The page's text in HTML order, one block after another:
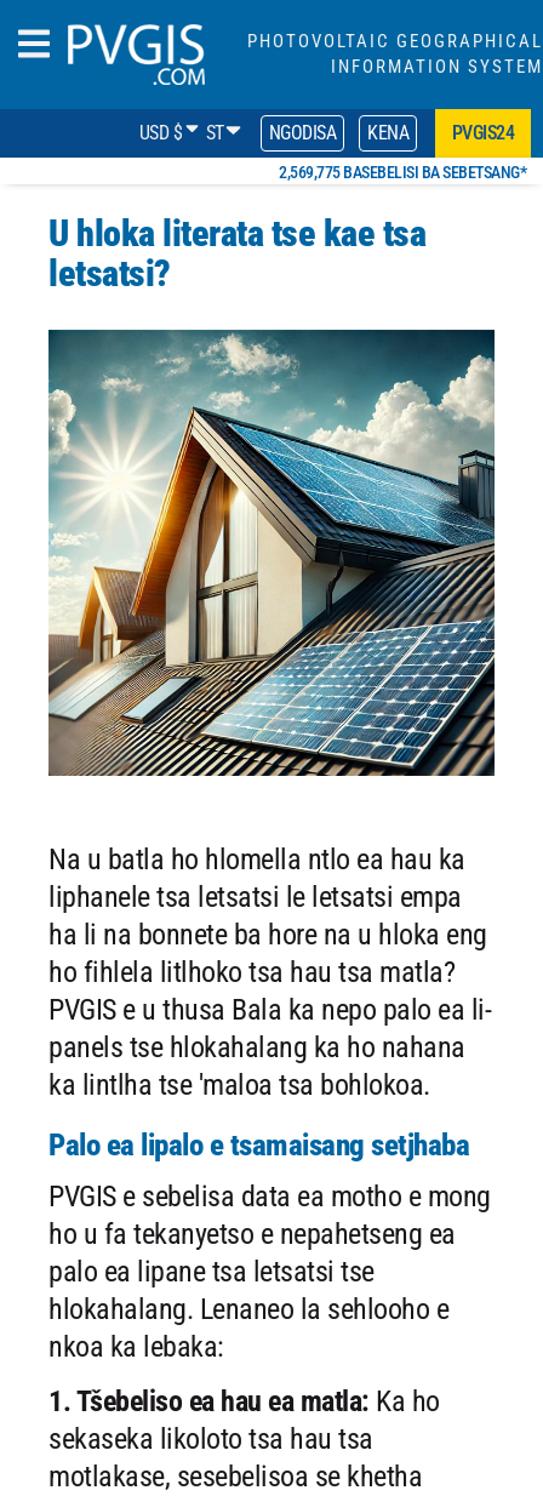
PHOTOVOLTAIC GEOGRAPHICAL
INFORMATION SYSTEM
USD $ ST NGODISA KENA PVGIS24
2,569,775 BASEBELISI BA SEBETSANG*
U hloka literata tse kae tsa
letsatsi?
Na u batla ho hlomella ntlo ea hau ka
liphanele tsa letsatsi le letsatsi empa
ha li na bonnete ba hore na u hloka eng
ho fihlela litlhoko tsa hau tsa matla?
PVGIS e u thusa Bala ka nepo palo ea li-
panels tse hlokahalang ka ho nahana
ka lintlha tse 'maloa tsa bohlokoa.
Palo ea lipalo e tsamaisang setjhaba
PVGIS e sebelisa data ea motho e mong
ho u fa tekanyetso e nepahetseng ea
palo ea lipane tsa letsatsi tse
hlokahalang. Lenaneo la sehlooho e
nkoa ka lebaka:
1. Tšebeliso ea hau ea matla: Ka ho
sekaseka likoloto tsa hau tsa
motlakase, sesebelisoa se khetha